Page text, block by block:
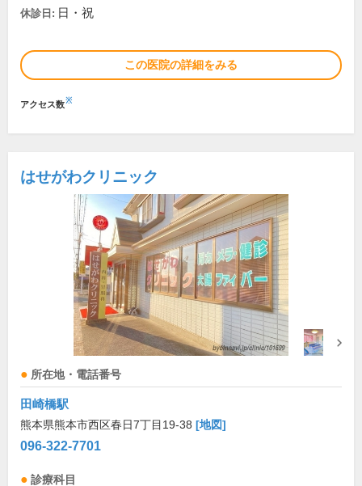
休診日: 日・祝
この医院の詳細をみる
アクセス数※
はせがわクリニック
所在地・電話番号
田崎橋駅
熊本県熊本市西区春日7丁目19-38 [地図]
096-322-7701
診療科目